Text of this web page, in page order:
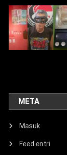
META
Masuk
Feed entri